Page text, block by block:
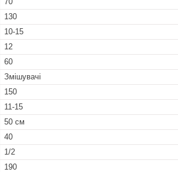
130
10-15
12
60
Змішувачі
150
11-15
50 см
40
1/2
190